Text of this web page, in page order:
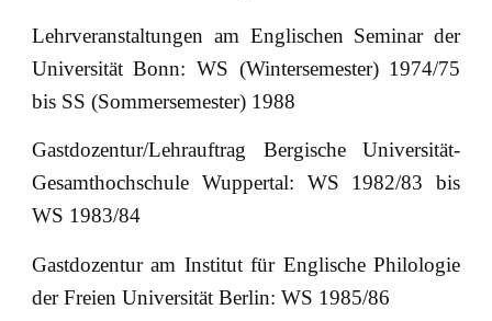
Lehrveranstaltungen am Englischen Seminar der
Universität Bonn: WS (Wintersemester) 1974/75
bis SS (Sommersemester) 1988
Gastdozentur/Lehrauftrag Bergische Universität-
Gesamthochschule Wuppertal: WS 1982/83 bis
WS 1983/84
Gastdozentur am Institut für Englische Philologie
der Freien Universität Berlin: WS 1985/86